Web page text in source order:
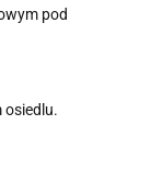
pod
osiedlu.